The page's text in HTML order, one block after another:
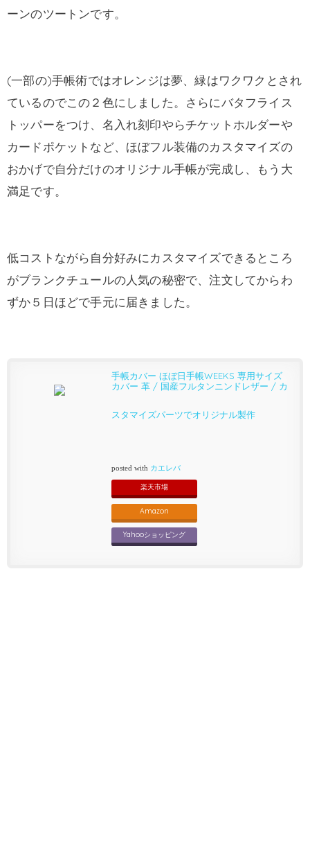
ーンのツートンです。
(一部の)手帳術ではオレンジは夢、緑はワクワクとされ
ているのでこの２色にしました。さらにバタフライス
トッパーをつけ、名入れ刻印やらチケットホルダーや
カードポケットなど、ほぼフル装備のカスタマイズの
おかげで自分だけのオリジナル手帳が完成し、もう大
満足です。
低コストながら自分好みにカスタマイズできるところ
がブランクチュールの人気の秘密で、注文してからわ
ずか５日ほどで手元に届きました。
手帳カバー ほぼ日手帳WEEKS 専用サイズ
カバー 革 / 国産フルタンニンドレザー / カ
スタマイズパーツでオリジナル製作
posted with カエレバ
楽天市場
Amazon
Yahooショッピング